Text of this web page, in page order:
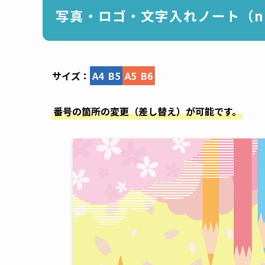
写真・ロゴ・文字入れノート（
サイズ： A4 B5 A5 B6
番号の箇所の変更（差し替え）が可能です。